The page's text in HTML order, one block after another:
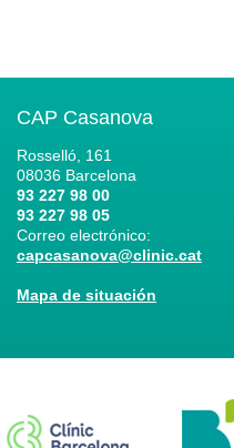
CAP Casanova
Rosselló, 161
08036 Barcelona
93 227 98 00
93 227 98 05
Correo electrónico:
capcasanova@clinic.cat
Mapa de situación